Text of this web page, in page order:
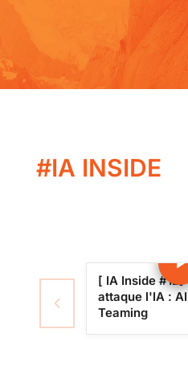
#IA INSIDE
[ IA Inside
attaque l'IA :
Teaming